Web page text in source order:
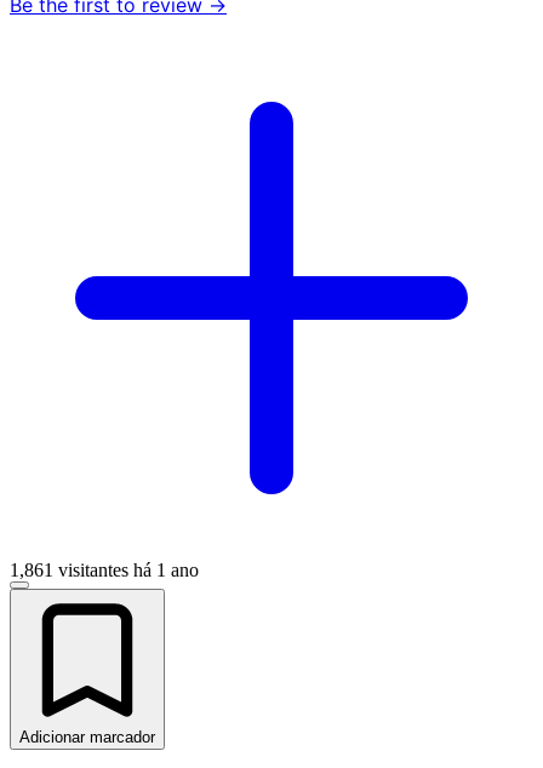
Be the first to review →
1,861 visitantes há 1 ano
Adicionar marcador